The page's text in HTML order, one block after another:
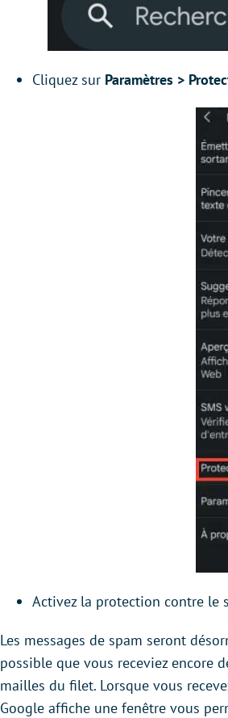
Cliquez sur Paramètres >
Activez la protection contre le
Les messages de spam seront
possible que vous receviez encore
mailles du filet. Lorsque vous
Google affiche une fenêtre vous